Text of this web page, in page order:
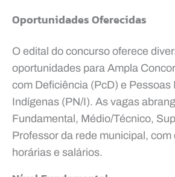
Oportunidades Oferecidas
O edital do concurso oferece
oportunidades para Ampla
com Deficiência (PcD) e Pessoas
Indígenas (PN/I). As vagas
Fundamental, Médio/Técnico,
Professor da rede municipal,
horárias e salários.